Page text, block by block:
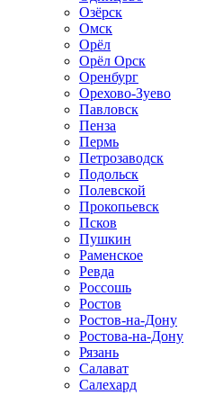
Озёрск
Омск
Орёл
Орёл Орск
Оренбург
Орехово-Зуево
Павловск
Пенза
Пермь
Петрозаводск
Подольск
Полевской
Прокопьевск
Псков
Пушкин
Раменское
Ревда
Россошь
Ростов
Ростов-на-Дону
Ростова-на-Дону
Рязань
Салават
Салехард